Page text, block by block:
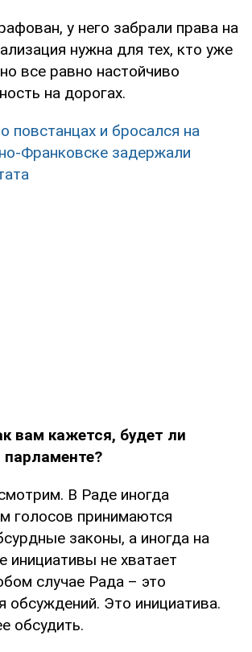
у него забрали права на
нужна для тех, кто уже
все равно настойчиво
на дорогах.
повстанцах и бросался на
Франковске задержали
вам кажется, будет ли
В Раде иногда
голосов принимаются
законы, а иногда на
инициативы не хватает
случае Рада – это
обсуждений. Это инициатива.
обсудить.